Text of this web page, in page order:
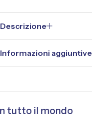
Descrizione
Informazioni aggiuntive
tutto il mondo